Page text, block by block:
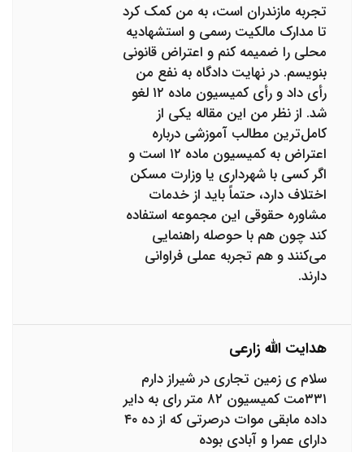
تجربه مازندران است، به من کمک کرد
تا مدارک مالکیت رسمی و استشهادیه
محلی را ضمیمه کنم و اعتراض قانونی
بنویسم. در نهایت دادگاه به نفع من
رأی داد و رأی کمیسیون ماده ۱۲ لغو
شد. از نظر من این مقاله یکی از
کامل‌ترین مطالب آموزشی درباره
اعتراض به کمیسیون ماده ۱۲ است و
اگر کسی با شهرداری یا وزارت مسکن
اختلاف دارد، حتماً باید از خدمات
مشاوره حقوقی این مجموعه استفاده
کند چون هم با حوصله راهنمایی
می‌کنند و هم تجربه عملی فراوانی
دارند.
هدایت الله زارعی
سلام ی زمین تجاری در شیراز دارم
۳۳۱مت کمیسیون ۸۲ متر رای به دایر
داده مابقی موات درصرتی که از ده ۴۰
دارای عمرا و آبادی بوده